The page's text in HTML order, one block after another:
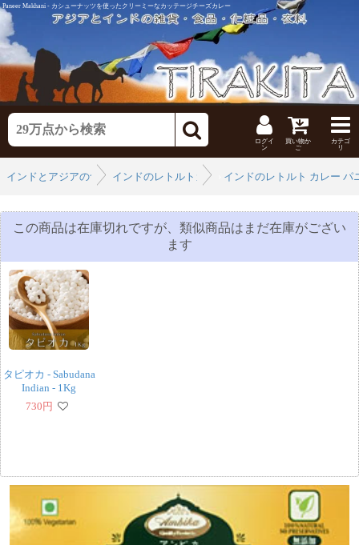
Paneer Makhani - カシューナッツを使ったクリーミーなカッテージチーズカレー
ログイ
ン
買い物か
ご
カテゴ
リ
インドとアジアの食品・食材インドのレトルトカレーインドのレトルト カレー パ
この商品は在庫切れですが、類似商品はまだ在庫がござい
ます
タピオカ - Sabudana
Indian - 1Kg
730 円